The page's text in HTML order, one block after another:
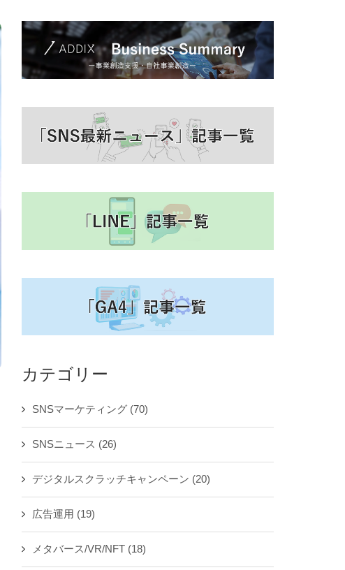
カテゴリー
SNSマーケティング (70)
SNSニュース (26)
デジタルスクラッチキャンペーン (20)
広告運用 (19)
メタバース/VR/NFT (18)